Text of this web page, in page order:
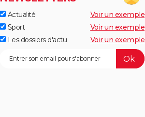
Actualité
Voir un exemple
Sport
Voir un exemple
Les dossiers d'actu
Voir un exemple